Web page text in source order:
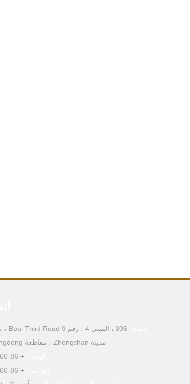
مدينة Zhongshan ، مقاطعة Guangdong ، الصين
+ 86-760-88222142
+ 86-760-86746845